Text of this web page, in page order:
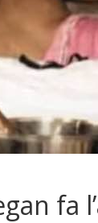
fa